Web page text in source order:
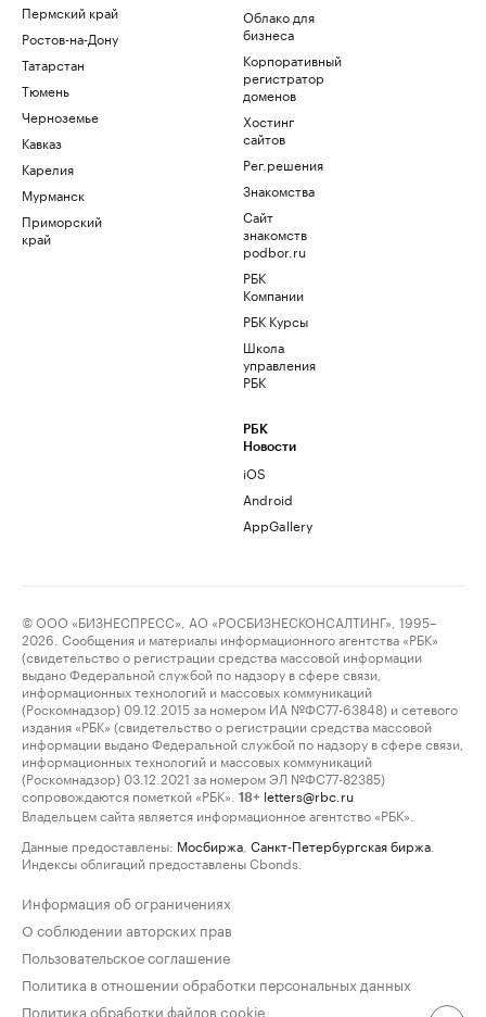
Пермский край
Ростов-на-Дону
Татарстан
Тюмень
Черноземье
Кавказ
Карелия
Мурманск
Приморский
край
Облако для
бизнеса
Корпоративный
регистратор
доменов
Хостинг
сайтов
Рег.решения
Знакомства
Сайт
знакомств
podbor.ru
РБК
Компании
РБК Курсы
Школа
управления
РБК
РБК
Новости
iOS
Android
AppGallery
© ООО «БИЗНЕСПРЕСС», АО «РОСБИЗНЕСКОНСАЛТИНГ», 1995–
2026. Сообщения и материалы информационного агентства «РБК»
(свидетельство о регистрации средства массовой информации
выдано Федеральной службой по надзору в сфере связи,
информационных технологий и массовых коммуникаций
(Роскомнадзор) 09.12.2015 за номером ИА №ФС77-63848) и сетевого
издания «РБК» (свидетельство о регистрации средства массовой
информации выдано Федеральной службой по надзору в сфере связи,
информационных технологий и массовых коммуникаций
(Роскомнадзор) 03.12.2021 за номером ЭЛ №ФС77-82385)
сопровождаются пометкой «РБК».
18+ letters@rbc.ru
Владельцем сайта является информационное агентство «РБК».
Данные предоставлены: Мосбиржа Санкт-Петербургская биржа
Индексы облигаций предоставлены Cbonds.
Информация об ограничениях
О соблюдении авторских прав
Пользовательское соглашение
Политика в отношении обработки персональных данных
Политика обработки файлов cookie